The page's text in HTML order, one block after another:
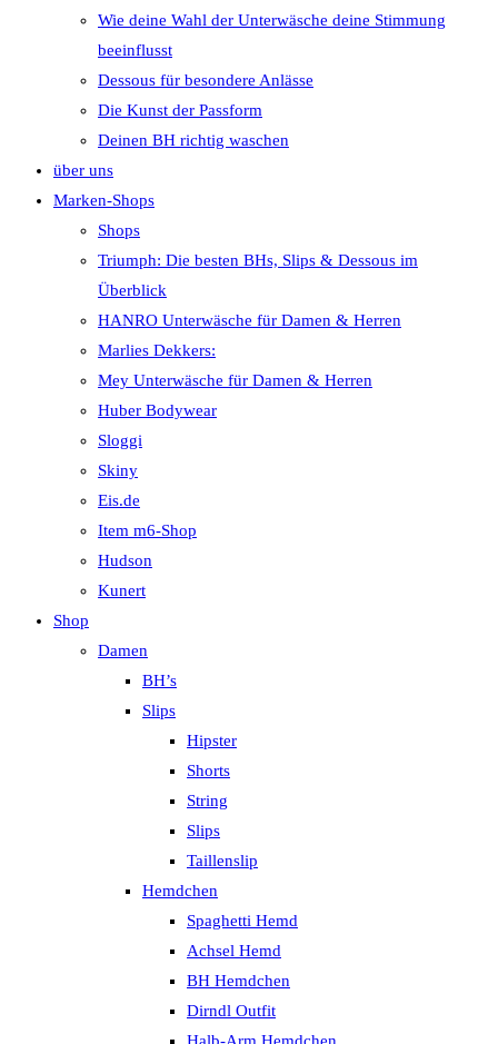
Wie deine Wahl der Unterwäsche deine Stimmung
beeinflusst
Dessous für besondere Anlässe
Die Kunst der Passform
Deinen BH richtig waschen
über uns
Marken-Shops
Shops
Triumph: Die besten BHs, Slips & Dessous im
Überblick
HANRO Unterwäsche für Damen & Herren
Marlies Dekkers:
Mey Unterwäsche für Damen & Herren
Huber Bodywear
Sloggi
Skiny
Eis.de
Item m6-Shop
Hudson
Kunert
Shop
Damen
BH’s
Slips
Hipster
Shorts
String
Slips
Taillenslip
Hemdchen
Spaghetti Hemd
Achsel Hemd
BH Hemdchen
Dirndl Outfit